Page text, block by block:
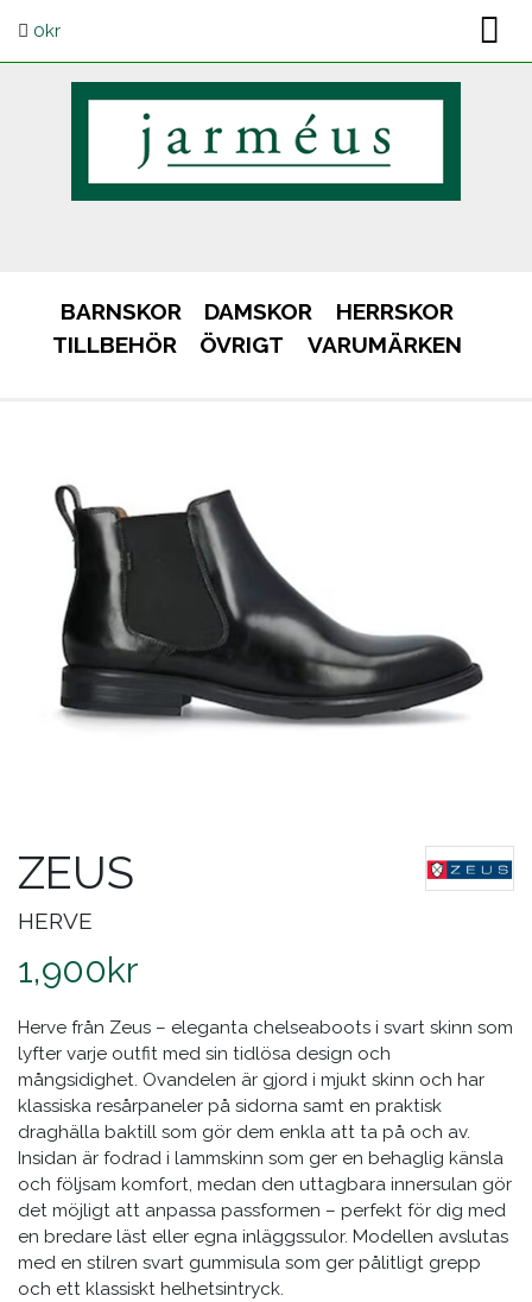
0kr
BARNSKOR DAMSKOR
HERRSKOR
TILLBEHÖR
ÖVRIGT VARUMÄRKEN
ZEUS
HERVE
1,900kr
Herve från Zeus – eleganta chelseaboots i svart skinn som
lyfter varje outfit med sin tidlösa design och
mångsidighet. Ovandelen är gjord i mjukt skinn och har
klassiska resårpaneler på sidorna samt en praktisk
draghälla baktill som gör dem enkla att ta på och av.
Insidan är fodrad i lammskinn som ger en behaglig känsla
och följsam komfort, medan den uttagbara innersulan gör
det möjligt att anpassa passformen – perfekt för dig med
en bredare läst eller egna inläggssulor. Modellen avslutas
med en stilren svart gummisula som ger pålitligt grepp
och ett klassiskt helhetsintryck.